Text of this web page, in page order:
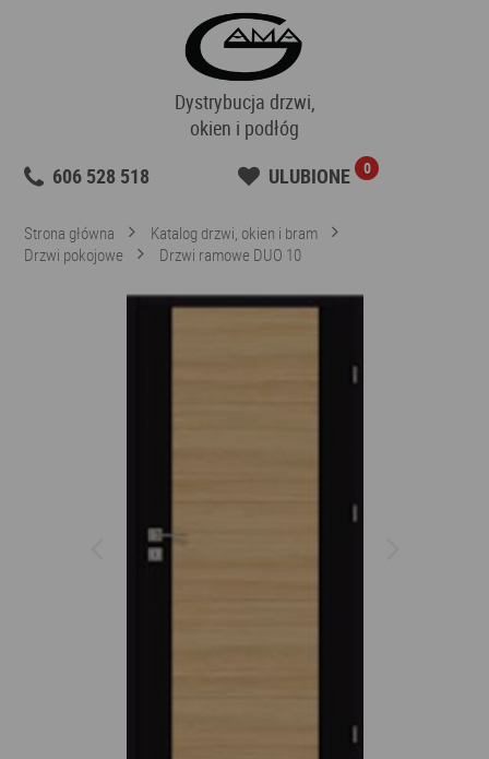
Dystrybucja drzwi,
okien i podłóg
606 528 518
ULUBIONE 0
Strona główna
Katalog drzwi, okien i bram
Drzwi pokojowe
Drzwi ramowe DUO 10